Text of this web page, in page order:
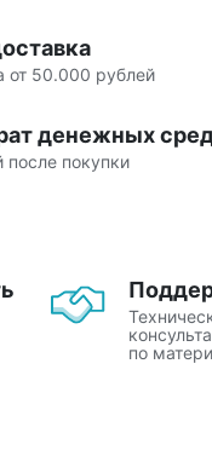
от 50.000 рублей
денежных
после покупки
по